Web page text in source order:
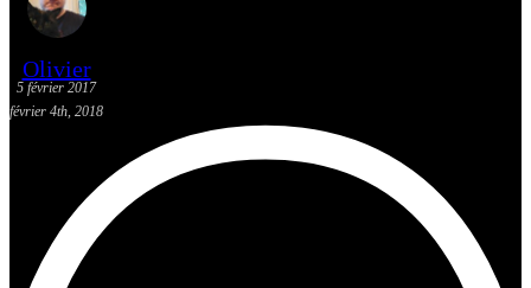
Olivier
5 février 2017
février 4th, 2018